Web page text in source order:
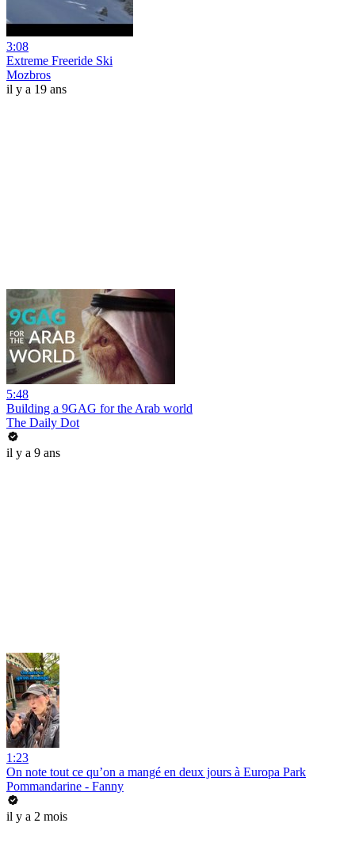
3:08
Extreme Freeride Ski
Mozbros
il y a 19 ans
5:48
Building a 9GAG for the Arab world
The Daily Dot
il y a 9 ans
1:23
On note tout ce qu’on a mangé en deux jours à Europa Park
Pommandarine - Fanny
il y a 2 mois